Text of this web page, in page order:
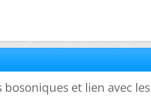
bosoniques et lien avec les